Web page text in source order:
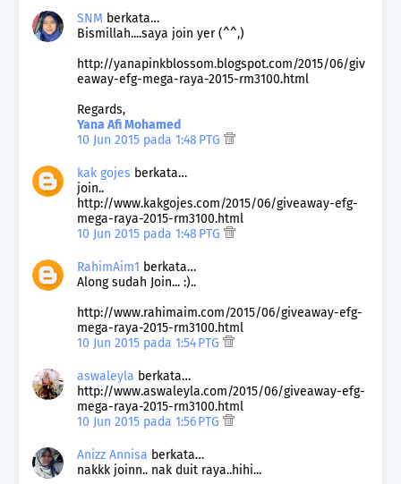
SNM berkata…
Bismillah....saya join yer (^^,)
http://yanapinkblossom.blogspot.com/2015/06/giv
eaway-efg-mega-raya-2015-rm3100.html
Regards,
Yana Afi Mohamed
10 Jun 2015 pada 1:48 PTG
kak gojes berkata…
join..
http://www.kakgojes.com/2015/06/giveaway-efg-
mega-raya-2015-rm3100.html
10 Jun 2015 pada 1:48 PTG
RahimAim1 berkata…
Along sudah Join... :)..
http://www.rahimaim.com/2015/06/giveaway-efg-
mega-raya-2015-rm3100.html
10 Jun 2015 pada 1:54 PTG
aswaleyla berkata…
http://www.aswaleyla.com/2015/06/giveaway-efg-
mega-raya-2015-rm3100.html
10 Jun 2015 pada 1:56 PTG
Anizz Annisa berkata…
nakkk joinn.. nak duit raya..hihi...